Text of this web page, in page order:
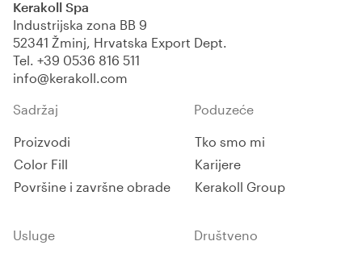
Kerakoll Spa
Industrijska zona BB 9
52341 Žminj, Hrvatska Export Dept.
Tel. +39 0536 816 511
info@kerakoll.com
Sadržaj
Proizvodi
Color Fill
Površine i završne obrade
Poduzeće
Tko smo mi
Karijere
Kerakoll Group
Usluge Društveno